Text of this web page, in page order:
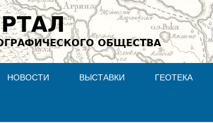
Jump to navigation
ОБЩЕСТВА
НОВОСТИ ВЫСТАВКИ ГЕОТЕКА